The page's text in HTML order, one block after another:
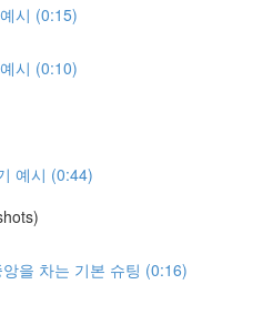
시 (0:15)
시 (0:10)
예시 (0:44)
을 차는 기본 슈팅 (0:16)